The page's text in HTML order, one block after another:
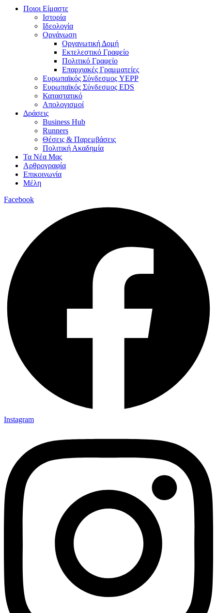
Ποιοι Είμαστε
Ιστορία
Ιδεολογία
Οργάνωση
Οργανωτική Δομή
Εκτελεστικό Γραφείο
Πολιτικό Γραφείο
Επαρχιακές Γραμματείες
Ευρωπαϊκός Σύνδεσμος YEPP
Ευρωπαϊκός Σύνδεσμος EDS
Καταστατικό
Απολογισμοί
Δράσεις
Business Hub
Runners
Θέσεις & Παρεμβάσεις
Πολιτική Ακαδημία
Τα Νέα Μας
Αρθρογραφία
Επικοινωνία
Μέλη
Facebook
Instagram